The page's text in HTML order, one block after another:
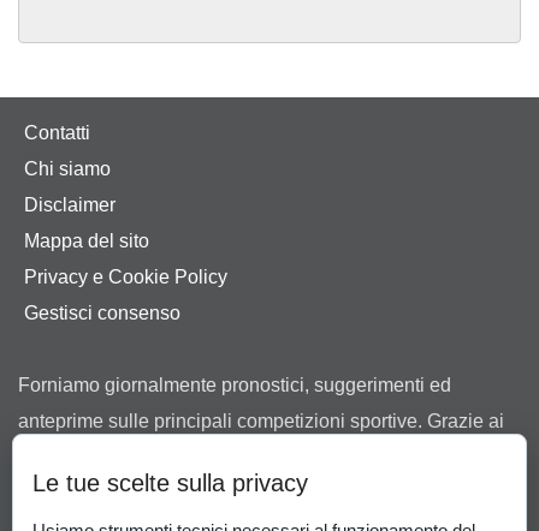
Contatti
Chi siamo
Disclaimer
Mappa del sito
Privacy e Cookie Policy
Gestisci consenso
Forniamo giornalmente pronostici, suggerimenti ed
anteprime sulle principali competizioni sportive. Grazie ai
bookmaker in possesso di regolare concessione ad
Le tue scelte sulla privacy